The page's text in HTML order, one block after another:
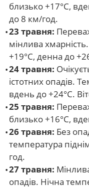
близько +17°С,
до 8 км/год.
23 травня:
мінлива
+19°С, денна до
24 травня:
істотних опадів.
вдень до +24°С.
25 травня:
близько +16°С,
26 травня: Без
температура
год.
27 травня:
опадів. Нічна